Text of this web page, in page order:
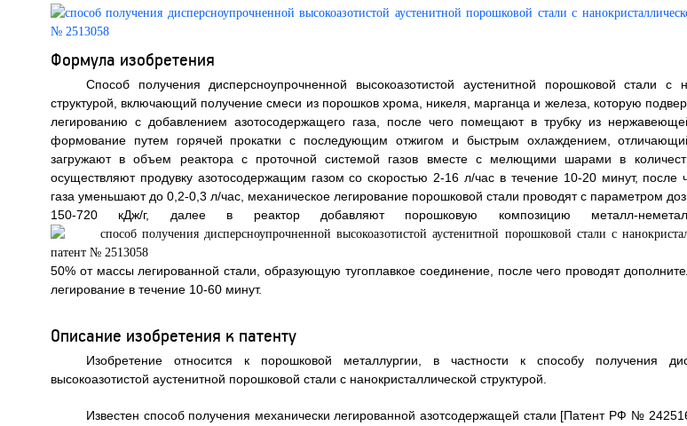
Формула изобретения
Способ получения дисперсноупрочненной высокоазотистой аустенитной порошковой стали с
структурой, включающий получение смеси из порошков хрома, никеля, марганца и железа, которую
легированию с добавлением азотосодержащего газа, после чего помещают в трубку из
формование путем горячей прокатки с последующим отжигом и быстрым охлаждением,
загружают в объем реактора с проточной системой газов вместе с мелющими шарами в
осуществляют продувку азотосодержащим газом со скоростью 2-16 л/час в течение 10-20 минут, после
газа уменьшают до 0,2-0,3 л/час, механическое легирование порошковой стали проводят с параметром
150-720 кДж/г, далее в реактор добавляют порошковую композицию металл-
50% от массы легированной стали, образующую тугоплавкое соединение, после чего проводят
легирование в течение 10-60 минут.
Описание изобретения к патенту
Изобретение относится к порошковой металлургии, в частности к способу получения
высокоазотистой аустенитной порошковой стали с нанокристаллической структурой.
Известен способ получения механически легированной азотсодержащей стали [Патент РФ №